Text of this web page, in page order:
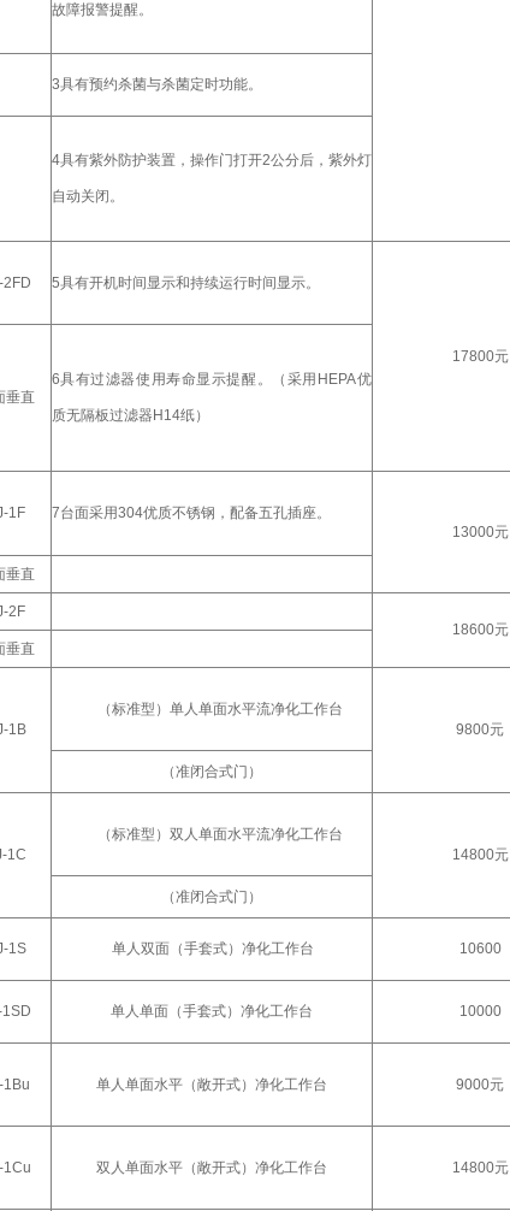
故障报警提醒。
3具有预约杀菌与杀菌定时功能。
4具有紫外防护装置，操作门打开2公分后，紫外灯
自动关闭。
2FD 5具有开机时间显示和持续运行时间显示。
17800元
垂直
6具有过滤器使用寿命显示提醒。（采用HEPA优
质无隔板过滤器H14纸）
1F
7台面采用304优质不锈钢，配备五孔插座。
13000元
垂直
2F
18600元
垂直
1B
（标准型）单人单面水平流净化工作台
9800元
（准闭合式门）
1C
（标准型）双人单面水平流净化工作台
14800元
（准闭合式门）
1S 单人双面（手套式）净化工作台 10600
单人单面（手套式）净化工作台 10000
1Bu 单人单面水平（敞开式）净化工作台 9000元
1Cu 双人单面水平（敞开式）净化工作台 14800元